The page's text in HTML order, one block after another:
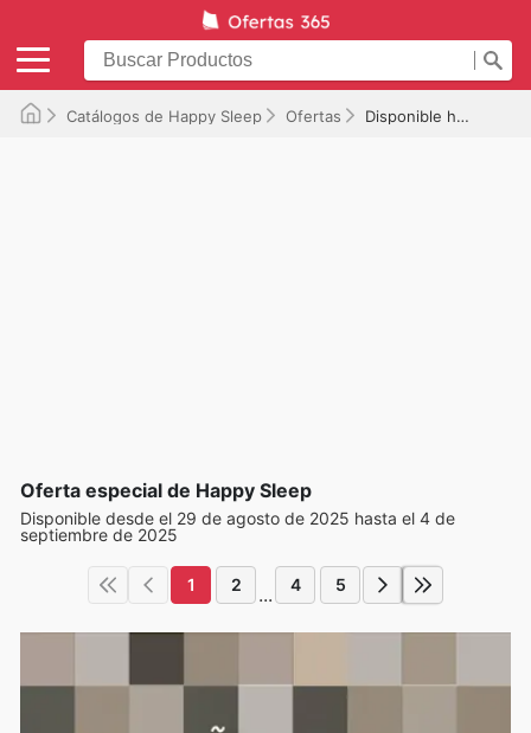
Catálogos de Happy Sleep Ofertas Disponible hasta el 04/09/2025
Oferta especial de Happy Sleep
Disponible desde el 29 de agosto de 2025 hasta el 4 de
septiembre de 2025
1 2 ... 4 5